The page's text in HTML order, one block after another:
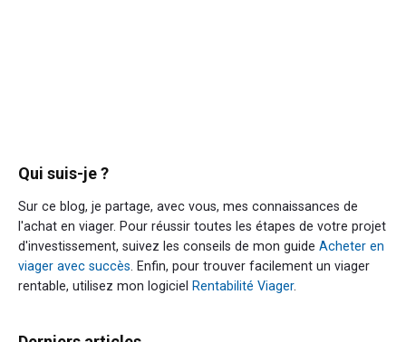
Qui suis-je ?
Sur ce blog, je partage, avec vous, mes connaissances de
l'achat en viager. Pour réussir toutes les étapes de votre projet
d'investissement, suivez les conseils de mon guide Acheter en
viager avec succès . Enfin, pour trouver facilement un viager
rentable, utilisez mon logiciel
Rentabilité Viager.